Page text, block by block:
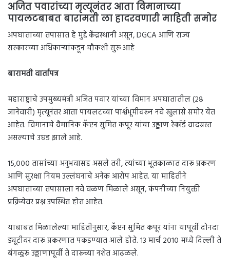
अजित पवारांच्या मृत्यूनंतर आता विमानाच्या
पायलटबाबत बारामती ला हादरवणारी माहिती समोर
अपघाताच्या तपासात हे मुद्दे केंद्रस्थानी असून, DGCA आणि राज्य
सरकारच्या अधिकाऱ्यांकडून चौकशी सुरू आहे
बारामती वार्तापत्र
महाराष्ट्राचे उपमुख्यमंत्री अजित पवार यांच्या विमान अपघातातील (२८
जानेवारी) मृत्यूनंतर आता पायलटच्या पार्श्वभूमीवरून नवे खुलासे समोर येत
आहेत. विमानाचे वैमानिक कॅप्टन सुमित कपूर यांचा उड्डाण रेकॉर्ड वादग्रस्त
असल्याचे उघड झाले आहे.
१५,००० तासांच्या अनुभवासह असले तरी, त्यांच्या भूतकाळात दारू प्रकरण
आणि सुरक्षा नियम उल्लंघनाचे अनेक आरोप आहेत. या माहितीने
अपघाताच्या तपासाला नवे वळण मिळाले असून, कंपनीच्या नियुक्ती
प्रक्रियेवर प्रश्न उपस्थित होत आहेत.
याबाबत मिळालेल्या माहितीनुसार, कॅप्टन सुमित कपूर यांना यापूर्वी दोनदा
ड्यूटीवर दारू प्रकरणात पकडण्यात आले होते. १३ मार्च २०१० मध्ये दिल्ली ते
बंगळुरू उड्डाणापूर्वी ते दारूच्या नशेत आढळले.